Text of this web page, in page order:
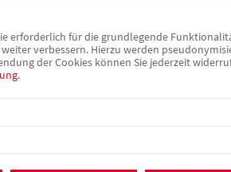
Ortsvereine
Mitglied werden
Badefahrten
Vision
erforderlich für die grundlegende
verbessern. Hierzu werden
der Cookies können Sie jederzeit
.